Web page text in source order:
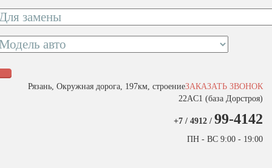
ЗАКАЗАТЬ ЗВОНОК
Рязань, Окружная дорога, 197км, строение
22АC1 (база Дорстроя)
+7 / 4912 / 99-4142
ПН - ВС 9:00 - 19:00